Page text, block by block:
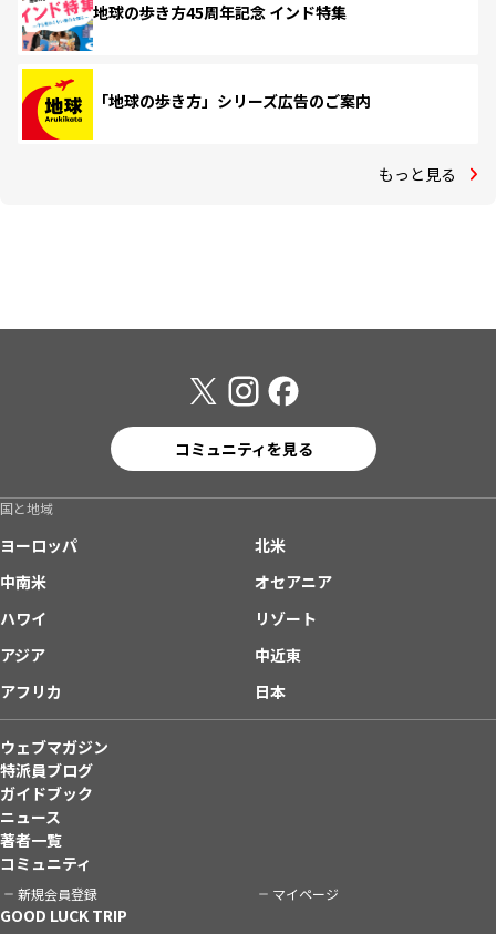
地球の歩き方45周年記念 インド特集
「地球の歩き方」シリーズ広告のご案内
もっと見る
コミュニティを見る
国と地域
ヨーロッパ
北米
中南米
オセアニア
ハワイ
リゾート
アジア
中近東
アフリカ
日本
ウェブマガジン
特派員ブログ
ガイドブック
ニュース
著者一覧
コミュニティ
新規会員登録 マイページ
GOOD LUCK TRIP